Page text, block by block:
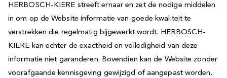
HERBOSCH-KIERE streeft ernaar en zet de nodige middelen
in om op de Website informatie van goede kwaliteit te
verstrekken die regelmatig bijgewerkt wordt. HERBOSCH-
KIERE kan echter de exactheid en volledigheid van deze
informatie niet garanderen. Bovendien kan de Website zonder
voorafgaande kennisgeving gewijzigd of aangepast worden.